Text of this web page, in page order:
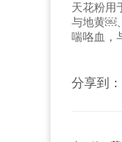
天花粉用
与地黄￼
喘咯血，
分享到：